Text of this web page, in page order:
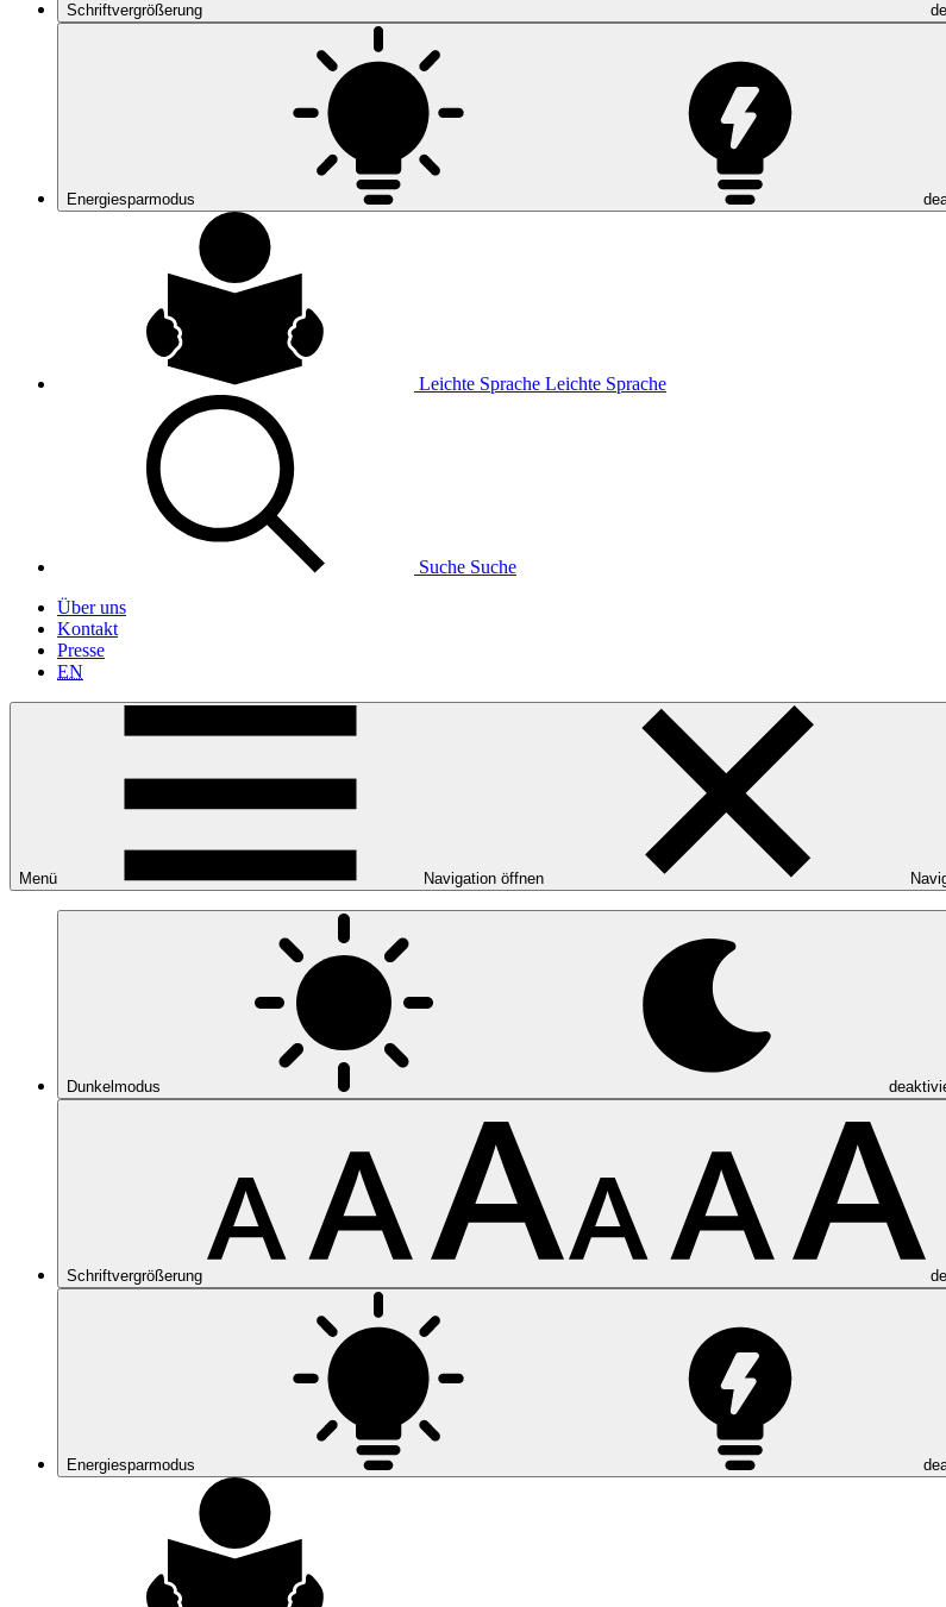
Schriftvergrößerung
Energiesparmodus
Leichte Sprache Leichte Sprache
Suche Suche
Über uns
Kontakt
Presse
EN
Menü Navigation öffnen
Dunkelmodus
Schriftvergrößerung
Energiesparmodus